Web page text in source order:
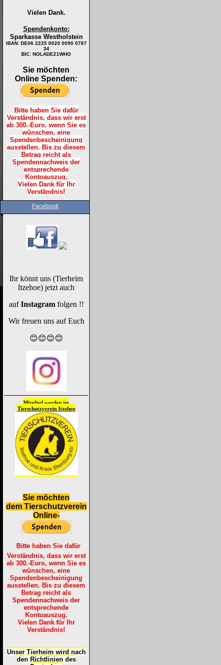
Vielen Dank.
Spendenkonto:
Sparkasse Westholstein
IBAN: DE06 2225 0020 0090 0787
34
BIC: NOLADE21WHO
Sie möchten
Online Spenden:
Bitte haben Sie dafür
Verständnis, dass wir erst
ab 300.-Euro, wenn Sie es
wünschen, eine
Spendenbescheinigung
ausstellen. Bis zu diesem
Betrag reicht als
Spendennachweis der
entsprechende
Kontoauszug.
Vielen Dank für Ihr
Verständnis!
Facebook
Ihr könnt uns (Tierheim
Itzehoe) jetzt auch
aufInstagramfolgen !!
Wir freuen uns auf Euch
😊😊😊😊
Mitglied werden im
Tierschutzverein Itzehoe
Sie möchten
dem Tierschutzverein
Online-
Bitte haben Sie dafür
Verständnis, dass wir erst
ab 300.-Euro, wenn Sie es
wünschen, eine
Spendenbescheinigung
ausstellen. Bis zu diesem
Betrag reicht als
Spendennachweis der
entsprechende
Kontoauszug.
Vielen Dank für Ihr
Verständnis!
Unser Tierheim wird nach
den Richtlinien des